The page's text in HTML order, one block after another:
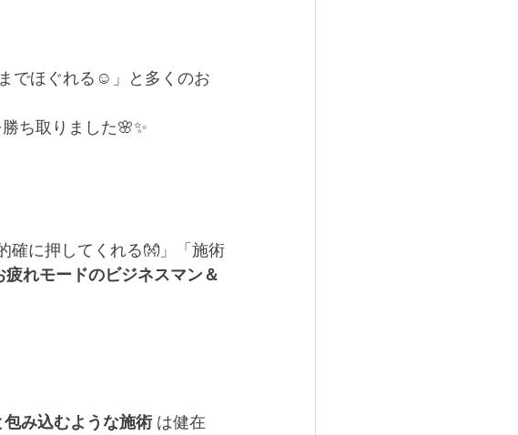
でほぐれる☺️」と多くのお
ち取りました🌸✨
確に押してくれる👐」「施術
疲れモードのビジネスマン＆
み込むような施術 は健在